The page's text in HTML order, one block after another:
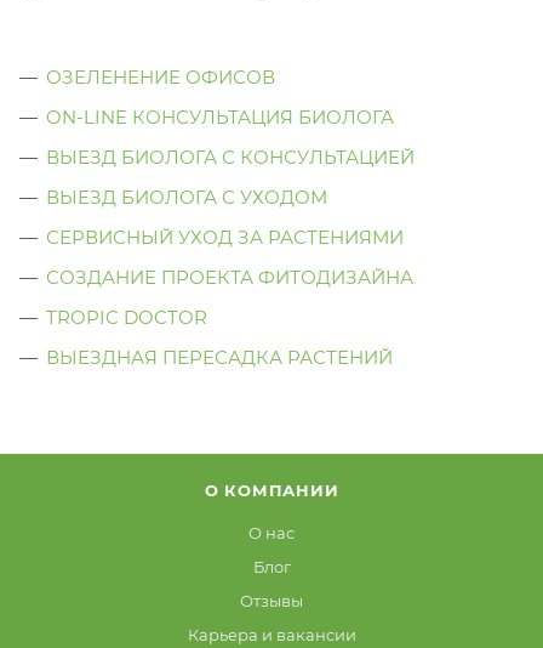
ОЗЕЛЕНЕНИЕ ОФИСОВ
ON-LINE КОНСУЛЬТАЦИЯ БИОЛОГА
ВЫЕЗД БИОЛОГА С КОНСУЛЬТАЦИЕЙ
ВЫЕЗД БИОЛОГА C УХОДОМ
СЕРВИСНЫЙ УХОД ЗА РАСТЕНИЯМИ
СОЗДАНИЕ ПРОЕКТА ФИТОДИЗАЙНА
TROPIC DOCTOR
ВЫЕЗДНАЯ ПЕРЕСАДКА РАСТЕНИЙ
О КОМПАНИИ
О нас
Блог
Отзывы
Карьера и вакансии